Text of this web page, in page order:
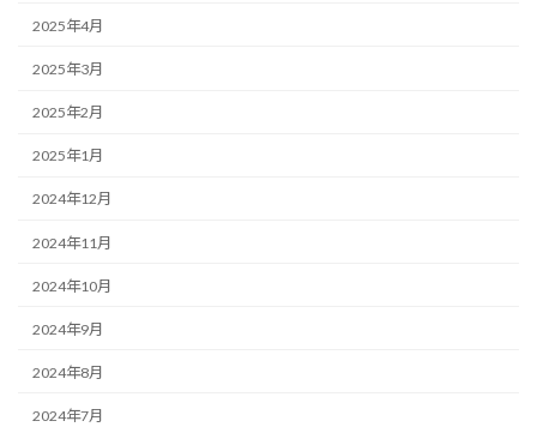
2025年4月
2025年3月
2025年2月
2025年1月
2024年12月
2024年11月
2024年10月
2024年9月
2024年8月
2024年7月